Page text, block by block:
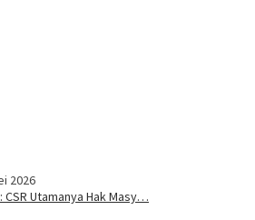
2026
CSR Utamanya Hak Masy…